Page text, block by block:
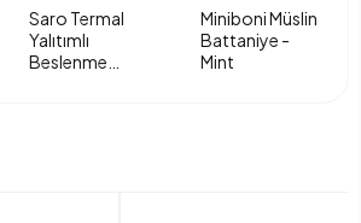
Saro Termal
Yalıtımlı
Beslenme
Miniboni Müslin
Battaniye -
Mint